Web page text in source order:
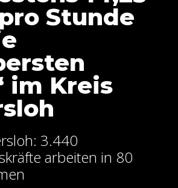
Stunde
im Kreis
3.440
arbeiten in 80